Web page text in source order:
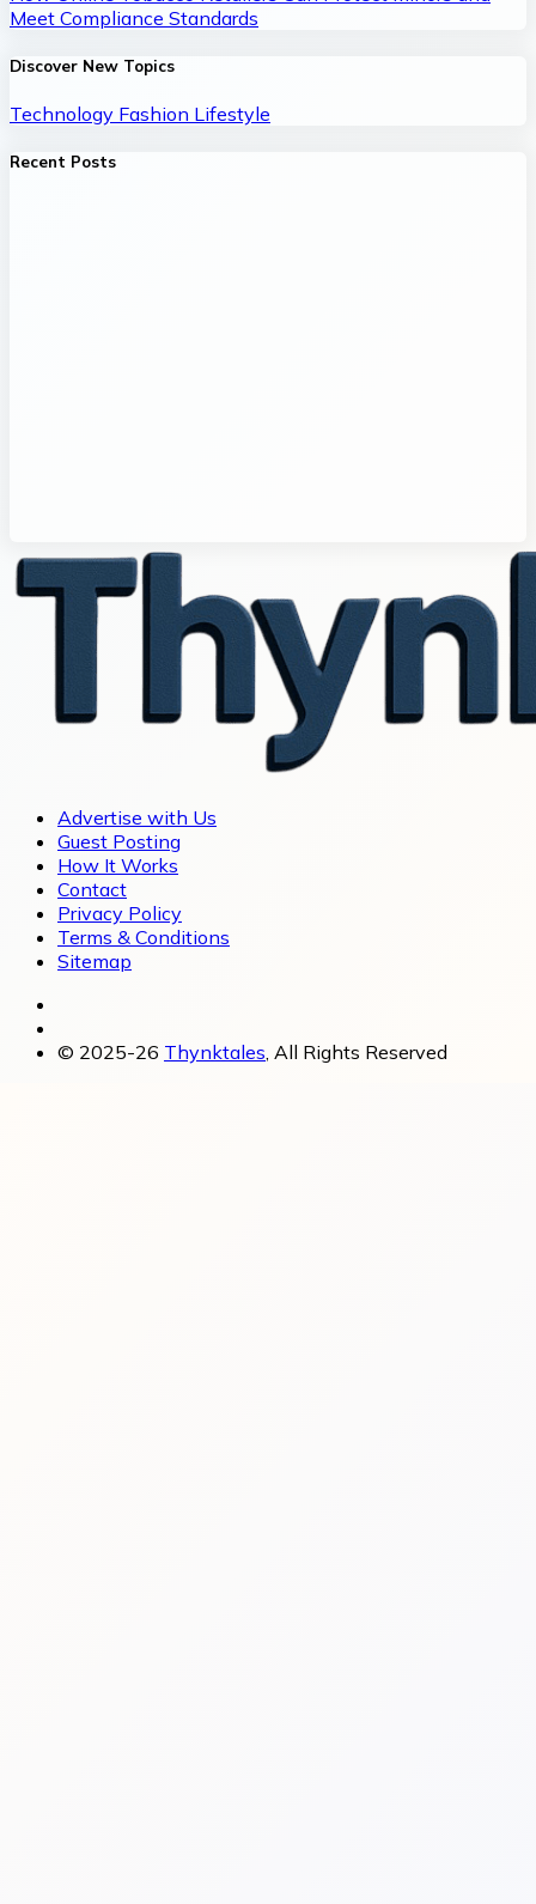
Meet Compliance Standards
Discover New Topics
Technology Fashion Lifestyle
Recent Posts
Advertise with Us
Guest Posting
How It Works
Contact
Privacy Policy
Terms & Conditions
Sitemap
© 2025-26 Thynktales, All Rights Reserved